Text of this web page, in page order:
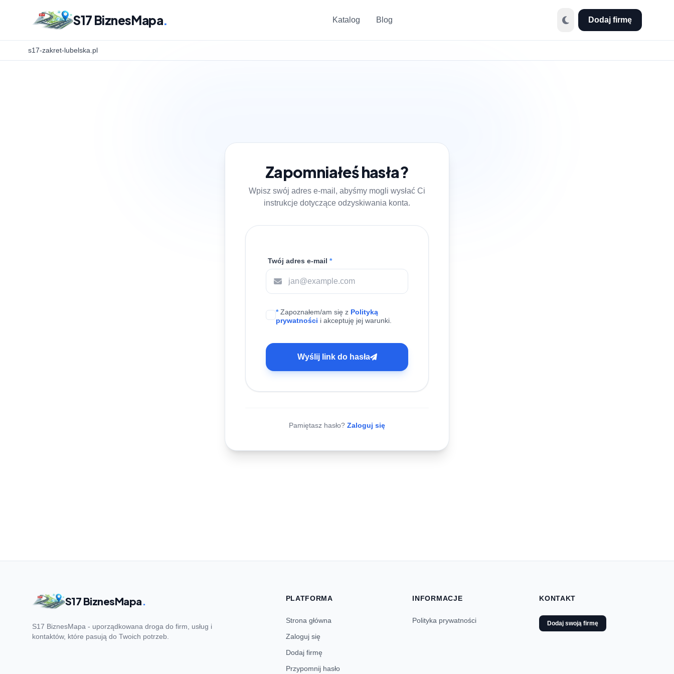
S17 BiznesMapa. Katalog Blog Dodaj firmę
s17-zakret-lubelska.pl
Zapomniałeś hasła?
Wpisz swój adres e-mail, abyśmy mogli wysłać Ci
instrukcje dotyczące odzyskiwania konta.
Twój adres e-mail *
*Zapoznałem/am się z Polityką
prywatności i akceptuję jej warunki.
Wyślij link do hasła
Pamiętasz hasło? Zaloguj się
S17 BiznesMapa.
S17 BiznesMapa - uporządkowana droga do firm, usług i
kontaktów, które pasują do Twoich potrzeb.
PLATFORMA
Strona główna
Zaloguj się
Dodaj firmę
Przypomnij hasło
INFORMACJE
Polityka prywatności
KONTAKT
Dodaj swoją firmę